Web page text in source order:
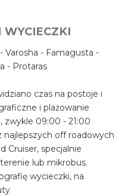
WYCIECZKI
Varosha - Famagusta -
- Protaras
czas na postoje i
i plażowanie
zwykle 09:00 - 21:00
najlepszych off roadowych
Cruiser, specjalnie
lub mikrobus.
wycieczki, na